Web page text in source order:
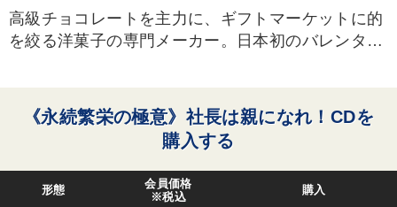
local_offer タグから探す refresh 更新する
トレンド
健康・ウェルビーイング ビジネスモデル 歴史に学ぶ
高級チョコレートを主力に、ギフトマーケットに的
を絞る洋菓子の専門メーカー。日本初のバレンタイ
2月14日、記念すべき初のバレンタインデーチョコ
レート販売はチョコレート3枚、一日の売上170円と
いう惨澹たる結果だった。以降、今日の隆盛まで幾
多の忍耐と努力を重ねていった。「社員は家族！」
と、父の教えを忠実に守り創業以来一貫して年功序
列、終身雇用を続ける。IT活用による徹底した合理
《永続繁栄の極意》社長は親になれ！CDを
購入する
形態
会員価格
※税込
購入